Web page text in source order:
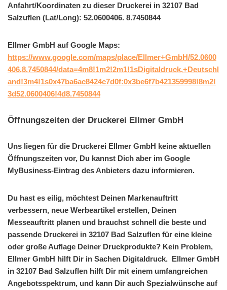
Anfahrt/Koordinaten zu dieser Druckerei in 32107 Bad
Salzuflen (Lat/Long): 52.0600406. 8.7450844
Ellmer GmbH auf Google Maps:
https://www.google.com/maps/place/Ellmer+GmbH/52.0600
406,8.7450844/data=4m8!1m2!2m1!1sDigitaldruck,+Deutschl
and!3m4!1s0x47ba6ac8424c7d0f:0x3be6f7b421359998!8m2!
3d52.0600406!4d8.7450844
Öffnungszeiten der Druckerei Ellmer GmbH
Uns liegen für die Druckerei Ellmer GmbH keine aktuellen
Öffnungszeiten vor, Du kannst Dich aber im Google
MyBusiness-Eintrag des Anbieters dazu informieren.
Du hast es eilig, möchtest Deinen Markenauftritt
verbessern, neue Werbeartikel erstellen, Deinen
Messeauftritt planen und brauchst schnell die beste und
passende Druckerei in 32107 Bad Salzuflen für eine kleine
oder große Auflage Deiner Druckprodukte? Kein Problem,
Ellmer GmbH hilft Dir in Sachen Digitaldruck. Ellmer GmbH
in 32107 Bad Salzuflen hilft Dir mit einem umfangreichen
Angebotsspektrum, und kann Dir auch Spezialwünsche auf